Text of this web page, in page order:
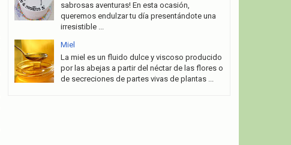
sabrosas aventuras! En esta ocasión,
queremos endulzar tu día presentándote una
irresistible ...
Miel
La miel es un fluido dulce y viscoso producido
por las abejas a partir del néctar de las flores o
de secreciones de partes vivas de plantas ...